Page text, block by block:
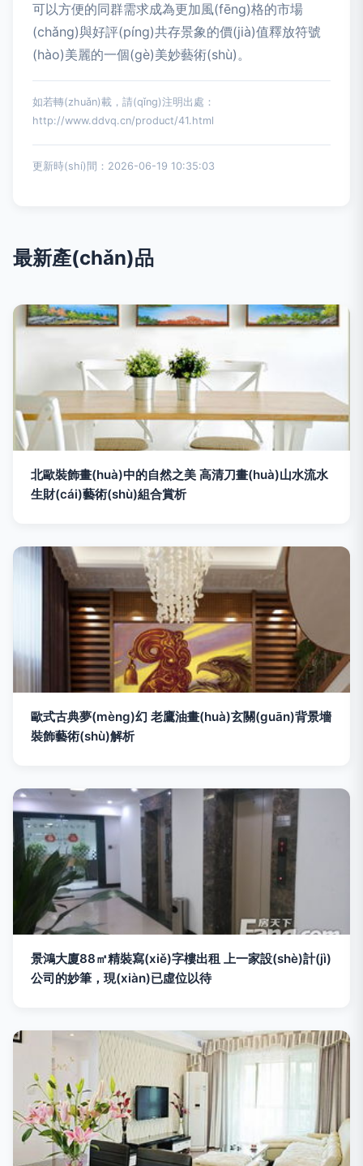
可以方便的同群需求成為更加風(fēng)格的市場
(chǎng)與好評(píng)共存景象的價(jià)值釋放符號
(hào)美麗的一個(gè)美妙藝術(shù)。
如若轉(zhuǎn)載，請(qǐng)注明出處：
http://www.ddvq.cn/product/41.html
更新時(shí)間：2026-06-19 10:35:03
最新產(chǎn)品
北歐裝飾畫(huà)中的自然之美 高清刀畫(huà)山水流水
生財(cái)藝術(shù)組合賞析
歐式古典夢(mèng)幻 老鷹油畫(huà)玄關(guān)背景墻
裝飾藝術(shù)解析
景鴻大廈88㎡精裝寫(xiě)字樓出租 上一家設(shè)計(jì)
公司的妙筆，現(xiàn)已虛位以待